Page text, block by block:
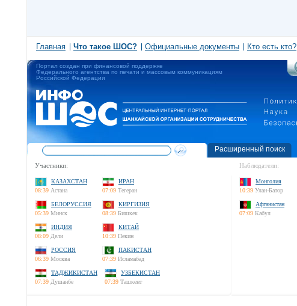
Главная Что такое ШОС? Официальные документы Кто есть кто?
Портал создан при финансовой поддержке
Федерального агентства по печати и массовым коммуникациям
Российской Федерации
Расширенный поиск
Участники:
КАЗАХСТАН
08:39 Астана
ИРАН
07:09 Тегеран
БЕЛОРУССИЯ
05:39 Минск
КИРГИЗИЯ
08:39 Бишкек
ИНДИЯ
08:09 Дели
КИТАЙ
10:39 Пекин
РОССИЯ
06:39 Москва
ПАКИСТАН
07:39 Исламабад
ТАДЖИКИСТАН
07:39 Душанбе
УЗБЕКИСТАН
07:39 Ташкент
Наблюдатели:
Монголия
10:39 Улан-Батор
Афганистан
07:09 Кабул